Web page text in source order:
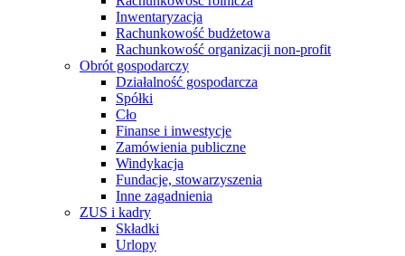
Inwentaryzacja
Rachunkowość budżetowa
Rachunkowość organizacji non-profit
Obrót gospodarczy
Działalność gospodarcza
Spółki
Cło
Finanse i inwestycje
Zamówienia publiczne
Windykacja
Fundacje, stowarzyszenia
Inne zagadnienia
ZUS i kadry
Składki
Urlopy